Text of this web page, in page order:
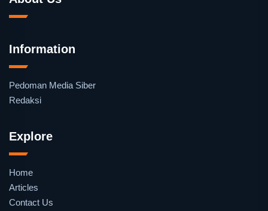
Information
Pedoman Media Siber
Redaksi
Explore
Home
Articles
Contact Us